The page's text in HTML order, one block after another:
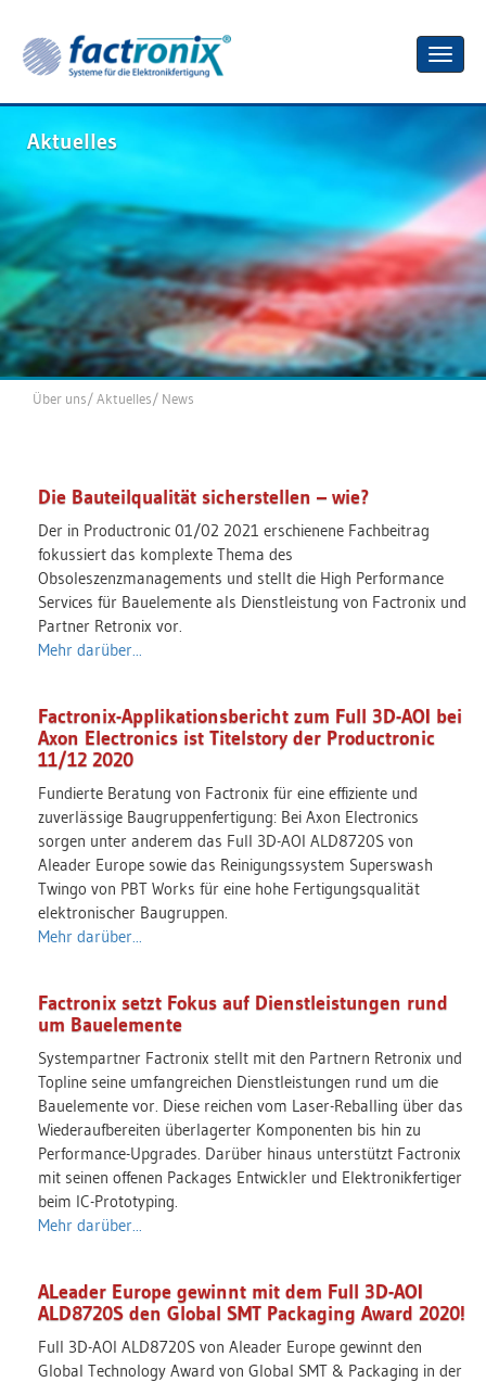
Toggle
Aktuelles
Über uns/Aktuelles/ News
Die Bauteilqualität sicherstellen – wie?
Der in Productronic 01/02 2021 erschienene Fachbeitrag
fokussiert das komplexte Thema des
Obsoleszenzmanagements und stellt die High Performance
Services für Bauelemente als Dienstleistung von Factronix und
Partner Retronix vor.
Mehr darüber...
Factronix-Applikationsbericht zum Full 3D-AOI bei
Axon Electronics ist Titelstory der Productronic
11/12 2020
Fundierte Beratung von Factronix für eine effiziente und
zuverlässige Baugruppenfertigung: Bei Axon Electronics
sorgen unter anderem das Full 3D-AOI ALD8720S von
Aleader Europe sowie das Reinigungssystem Superswash
Twingo von PBT Works für eine hohe Fertigungsqualität
elektronischer Baugruppen.
Mehr darüber...
Factronix setzt Fokus auf Dienstleistungen rund
um Bauelemente
Systempartner Factronix stellt mit den Partnern Retronix und
Topline seine umfangreichen Dienstleistungen rund um die
Bauelemente vor. Diese reichen vom Laser-Reballing über das
Wiederaufbereiten überlagerter Komponenten bis hin zu
Performance-Upgrades. Darüber hinaus unterstützt Factronix
mit seinen offenen Packages Entwickler und Elektronikfertiger
beim IC-Prototyping.
Mehr darüber...
ALeader Europe gewinnt mit dem Full 3D-AOI
ALD8720S den Global SMT Packaging Award 2020!
Full 3D-AOI ALD8720S von Aleader Europe gewinnt den
Global Technology Award von Global SMT & Packaging in der